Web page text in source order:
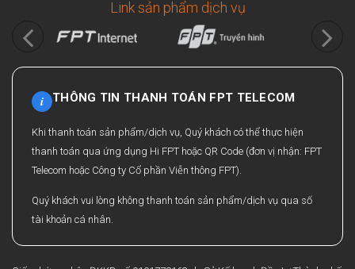
Link sản phẩm dịch vụ
i THÔNG TIN THANH TOÁN FPT TELECOM
Khi thanh toán sản phẩm/dịch vụ, Quý khách có thể thực hiện
thanh toán qua ứng dụng Hi FPT hoặc QR Code (đơn vị nhận: FPT
Telecom hoặc Công ty Cổ phần Viễn thông FPT).
Quý khách vui lòng không thanh toán sản phẩm/dịch vụ qua số
tài khoản cá nhân.